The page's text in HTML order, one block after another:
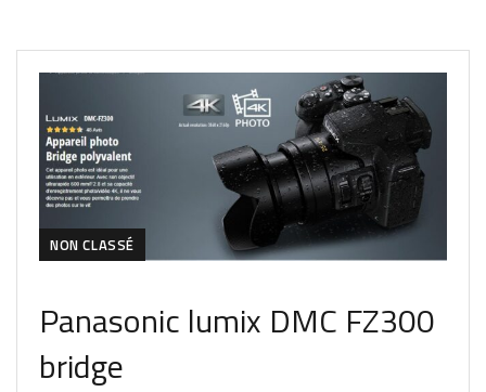
NON CLASSÉ
Panasonic lumix DMC FZ300
bridge